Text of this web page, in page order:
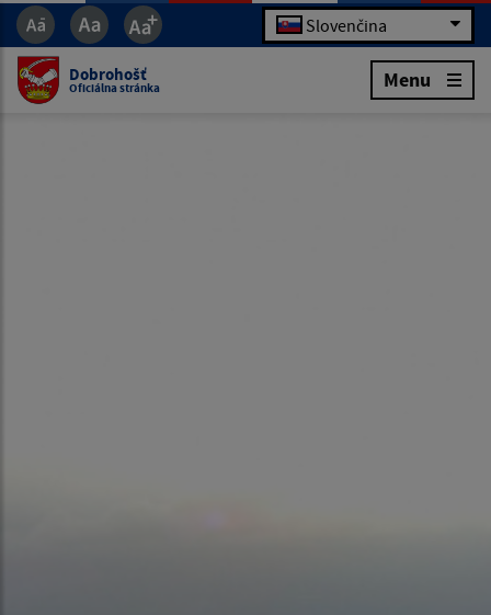
Slovenčina
Dobrohošť
Oficiálna stránka Menu